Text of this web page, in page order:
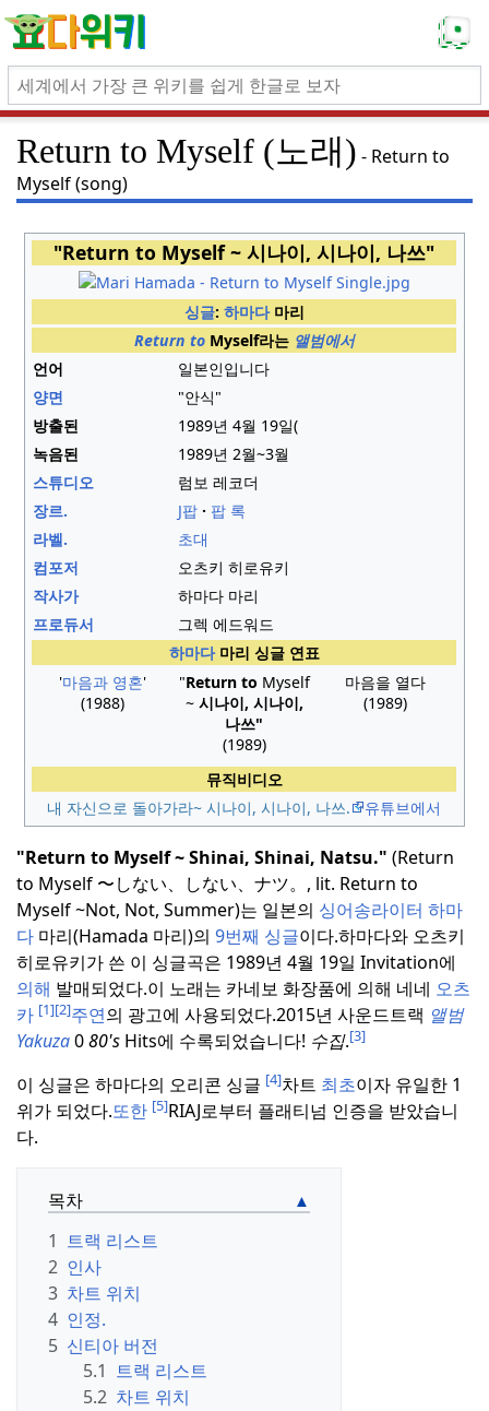
Return to Myself (노래)
Return to
Myself (song)
"Return to Myself ~ 시나이, 시나이, 나쓰"
싱글: 하마다마리
Return toMyself라는 앨범에서
언어
일본인입니다
양면
"안식"
방출된
1989년 4월 19일(
녹음된
1989년 2월~3월
스튜디오
럼보 레코더
장르.
J팝
팝 록
라벨.
초대
컴포저
오츠키 히로유키
작사가
하마다 마리
프로듀서
그렉 에드워드
하마다마리 싱글 연표
'마음과 영혼'
(1988)
"Return to Myself
~ 시나이, 시나이,
나쓰"
(1989)
마음을 열다
(1989)
뮤직비디오
내 자신으로 돌아가라~ 시나이, 시나이, 나쓰.
유튜브에서
"Return to Myself ~ Shinai, Shinai, Natsu." (Return
to Myself 〜しない、しない、ナツ。 , lit. Return to
Myself ~Not, Not, Summer)는 일본의 싱어송라이터 하마
다 마리(Hamada 마리)의 9번째 싱글이다.하마다와 오츠키
히로유키가 쓴 이 싱글곡은 1989년 4월 19일 Invitation에
의해 발매되었다.이 노래는 카네보 화장품에 의해 네네 오츠
카 [1][2]주연의 광고에 사용되었다.2015년 사운드트랙 앨범
Yakuza080's Hits에 수록되었습니다! 수집.[3]
이 싱글은 하마다의 오리콘 싱글 [4]차트 최초이자 유일한 1
위가 되었다.또한 [5]RIAJ로부터 플래티넘 인증을 받았습니
다.
목차
1 트랙 리스트
2 인사
3 차트 위치
4 인정.
5 신티아 버전
5.1 트랙 리스트
5.2 차트 위치